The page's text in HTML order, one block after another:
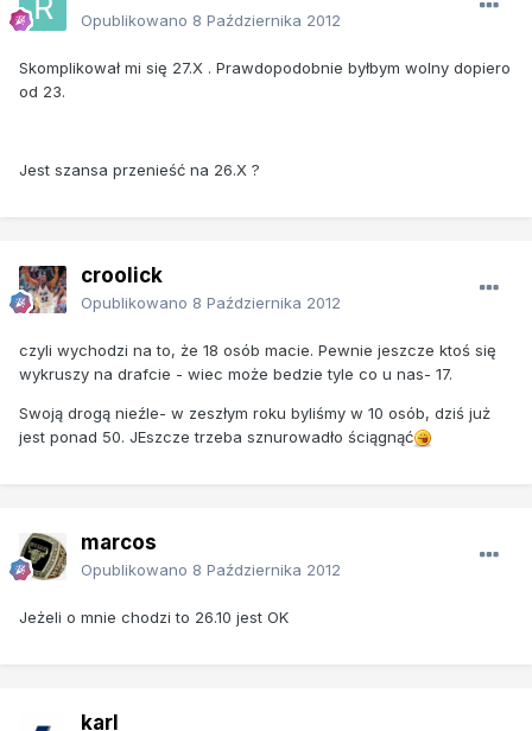
Opublikowano 8 Października 2012
Skomplikował mi się 27.X . Prawdopodobnie byłbym wolny dopiero
od 23.
Jest szansa przenieść na 26.X ?
croolick
Opublikowano 8 Października 2012
czyli wychodzi na to, że 18 osób macie. Pewnie jeszcze ktoś się
wykruszy na drafcie - wiec może bedzie tyle co u nas- 17.
Swoją drogą nieźle- w zeszłym roku byliśmy w 10 osób, dziś już
jest ponad 50. JEszcze trzeba sznurowadło ściągnąć
marcos
Opublikowano 8 Października 2012
Jeżeli o mnie chodzi to 26.10 jest OK
karl